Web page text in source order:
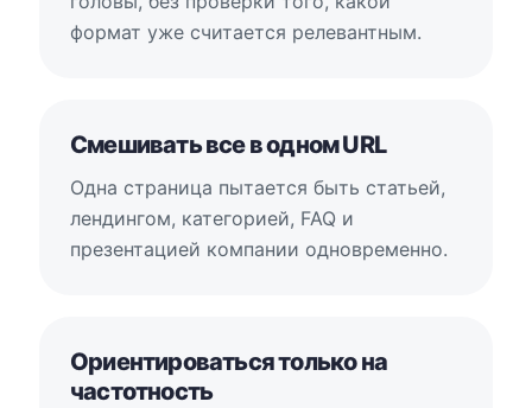
формат уже считается релевантным.
Смешивать все в одном URL
Одна страница пытается быть статьей,
лендингом, категорией, FAQ и
презентацией компании одновременно.
Ориентироваться только на
частотность